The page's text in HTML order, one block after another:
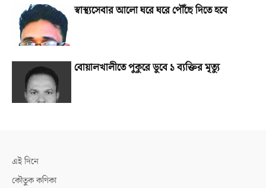
স্বাস্থ্যসেবার আলো ঘরে ঘরে পৌঁছে দিতে হবে
বোয়ালখালীতে পুকুরে ডুবে ১ ব্যক্তির মৃত্যু
এই দিনে
কৌতুক কণিকা